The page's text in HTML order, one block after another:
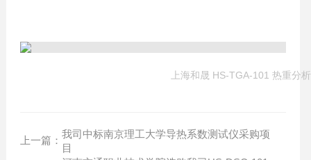
上海和晟 HS-TGA-101 热重分
上一篇：
我司中标南京理工大学导热系数测试仪采购项
目